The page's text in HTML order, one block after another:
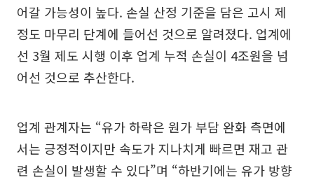
어갈 가능성이 높다. 손실 산정 기준을 담은 고시 제
정도 마무리 단계에 들어선 것으로 알려졌다. 업계에
선 3월 제도 시행 이후 업계 누적 손실이 4조원을 넘
어선 것으로 추산한다.
업계 관계자는 “유가 하락은 원가 부담 완화 측면에
서는 긍정적이지만 속도가 지나치게 빠르면 재고 관
련 손실이 발생할 수 있다”며 “하반기에는 유가 방향